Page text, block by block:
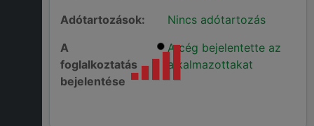
Adótartozások:
Nincs adótartozás
A
foglalkoztatás
bejelentése
A cég bejelentette az
alkalmazottakat